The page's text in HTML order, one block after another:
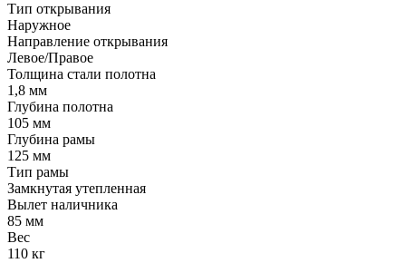
Тип открывания
Наружное
Направление открывания
Левое/Правое
Толщина стали полотна
1,8 мм
Глубина полотна
105 мм
Глубина рамы
125 мм
Тип рамы
Замкнутая утепленная
Вылет наличника
85 мм
Вес
110 кг